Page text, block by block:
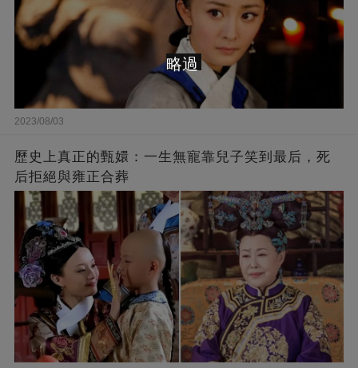
2023/08/03
歷史上真正的甄嬛：一生無寵靠兒子笑到最后，死
后拒絕與雍正合葬
略過